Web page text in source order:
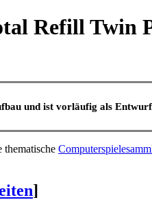
Refill Twin
und ist vorläufig als Entwurf
thematische
]